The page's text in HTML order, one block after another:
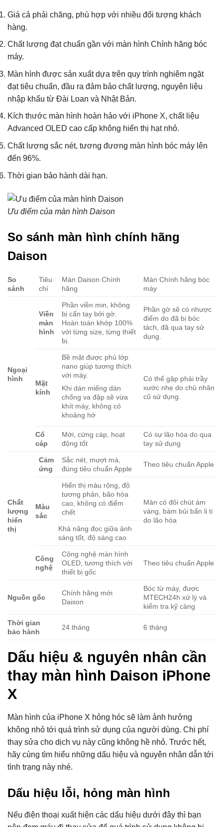
Giá cả phải chăng, phù hợp với nhiều đối tượng khách
hàng.
Chất lượng đạt chuẩn gần với màn hình Chính hãng bóc
máy.
Màn hình được sản xuất dựa trên quy trình nghiêm ngặt
đạt tiêu chuẩn, đầu ra đảm bảo chất lượng, nguyên liệu
nhập khẩu từ Đài Loan và Nhật Bản.
Kích thước màn hình hoàn hảo với iPhone X, chất liệu
Advanced OLED cao cấp không hiển thị hạt nhỏ.
Chất lượng sắc nét, tương đương màn hình bóc máy lên
đến 96%.
Thời gian bảo hành dài hạn.
Ưu điểm của màn hình Daison
So sánh màn hình chính hãng
Daison
So
sánh
Tiêu
chí
Màn Daison Chính
hãng
Màn Chính hãng bóc
máy
Ngoại
hình
Viền
màn
hình
Phần viền min, không
bị cấn tay bởi gờ.
Hoàn toàn khớp 100%
với từng size, từng thiết
bị.
Phần gờ sẽ có nhược
điểm do đã bị bóc
tách, đã qua tay sử
dụng.
Mặt
kính
Bề mặt được phủ lớp
nano giúp tương thích
với máy.
Khi dán miếng dán
chống va đập sẽ vừa
khít máy, không có
khoảng hở
Có thể gặp phải trầy
xước nhẹ do chủ nhân
cũ sử dụng.
Cổ
cáp
Mới, cứng cáp, hoạt
động tốt
Có sự lão hóa do qua
tay sử dụng
Chất
lượng
hiển
thị
Cảm
ứng
Sắc nét, mượt mà,
đúng tiêu chuẩn Apple
Theo tiêu chuẩn Apple
Màu
sắc
Hiển thị màu rộng, độ
tương phản, bão hòa
cao, không có điểm
chết
Màn có đôi chút ám
vàng, bám bủi bẩn li ti
do lão hóa
Khả năng đọc giữa ảnh
sáng tốt, độ sáng cao
Công
nghệ
Công nghệ màn hình
OLED, tương thích với
thiết bị gốc
Theo tiêu chuẩn Apple
Nguồn gốc
Chính hãng mới
Daison
Bóc từ máy, được
MTECH24h xử lý và
kiểm tra kỹ càng
Thời gian
bảo hành
24 tháng 6 tháng
Dấu hiệu & nguyên nhân cần
thay màn hình Daison iPhone
X
Màn hình của iPhone X hỏng hóc sẽ làm ảnh hưởng
không nhỏ tới quá trình sử dụng của người dùng. Chi phí
thay sửa cho dịch vụ này cũng không hề nhỏ. Trước hết,
hãy cùng tìm hiểu những dấu hiệu và nguyên nhân dẫn tới
tình trạng này nhé.
Dấu hiệu lỗi, hỏng màn hình
Nếu điện thoại xuất hiện các dấu hiệu dưới đây thì bạn